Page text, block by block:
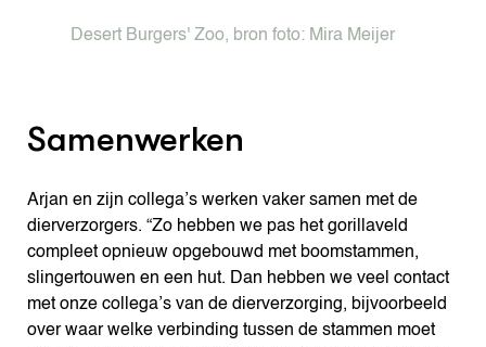
Desert Burgers' Zoo, bron foto: Mira Meijer
Samenwerken
Arjan en zijn collega’s werken vaker samen met de
dierverzorgers. “Zo hebben we pas het gorillaveld
compleet opnieuw opgebouwd met boomstammen,
slingertouwen en een hut. Dan hebben we veel contact
met onze collega’s van de dierverzorging, bijvoorbeeld
over waar welke verbinding tussen de stammen moet